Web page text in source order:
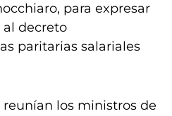
para expresar
al decreto
paritarias salariales
reunían los ministros de